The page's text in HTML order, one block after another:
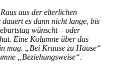
aus der elterlichen
es dann nicht lange, bis
wünscht – oder
Eine Kolumne über das
mag. „Bei Krause zu Hause“
„Beziehungsweise“.